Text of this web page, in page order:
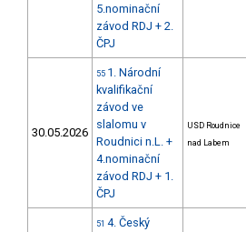
5.nominační
závod RDJ + 2.
ČPJ
30.05.2026
55 1. Národní
kvalifikační
závod ve
slalomu v
Roudnici n.L. +
4.nominační
závod RDJ + 1.
ČPJ
USD Roudnice
nad Labem
51 4. Český